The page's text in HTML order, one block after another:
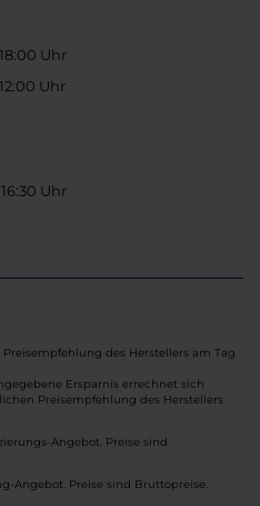
Uhr
Uhr
Uhr
des Herstellers am Tag
Ersparnis errechnet sich
Preisempfehlung des Herstellers
Angebot. Preise sind
Angebot. Preise sind Bruttopreise.